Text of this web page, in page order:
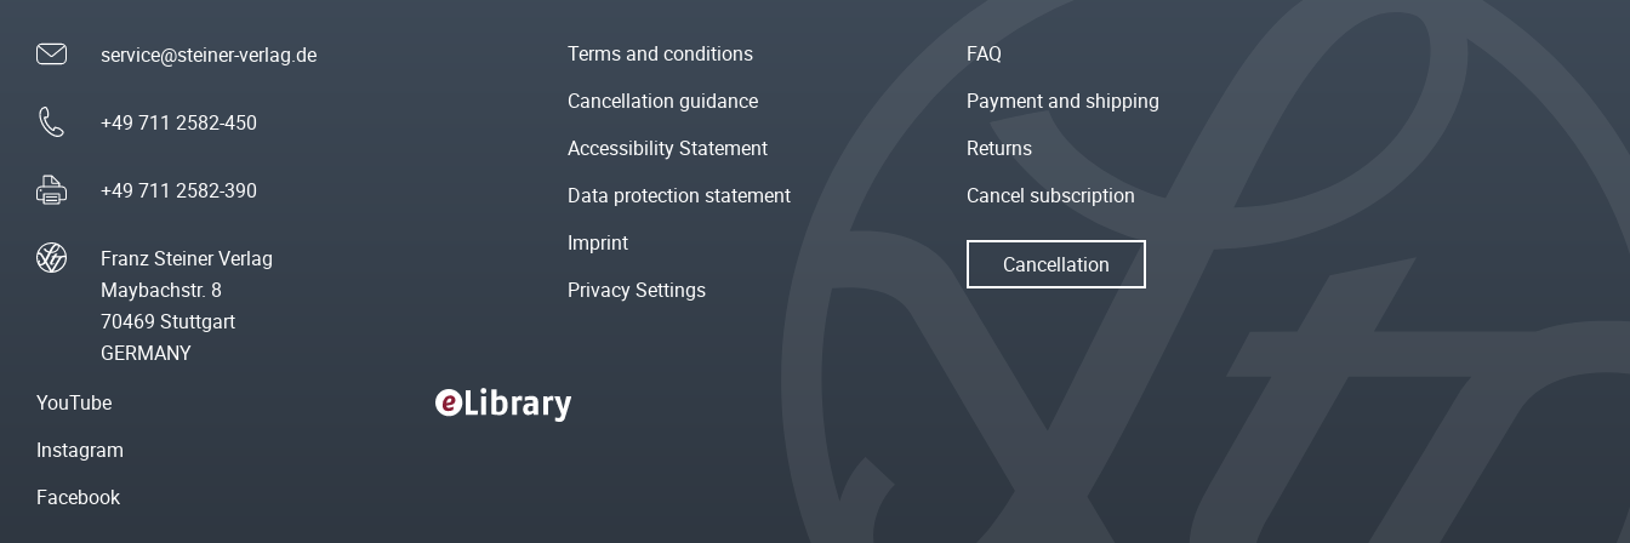
service@steiner-verlag.de
+49 711 2582-450
+49 711 2582-390
Franz Steiner Verlag
Maybachstr. 8
70469 Stuttgart
GERMANY
Terms and conditions
Cancellation guidance
Accessibility Statement
Data protection statement
Imprint
Privacy Settings
FAQ
Payment and shipping
Returns
Cancel subscription
Cancellation
YouTube
Instagram
Facebook